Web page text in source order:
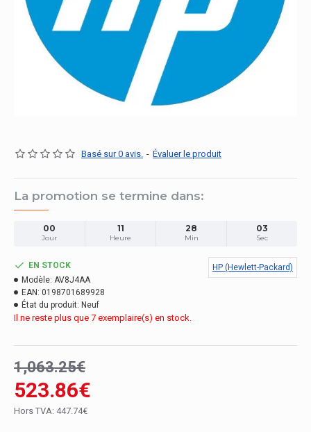
Basé sur 0 avis. - Évaluer le produit
La promotion se termine dans:
00
Jour
11
Heure
28
Min
03
Sec
523.86€
1,063.25€
Hors TVA: 447.74€
EN STOCK
Modèle: AV8J4AA
EAN: 0198701689928
État du produit: Neuf
HP (Hewlett-Packard)
Il ne reste plus que 7 exemplaire(s) en stock.